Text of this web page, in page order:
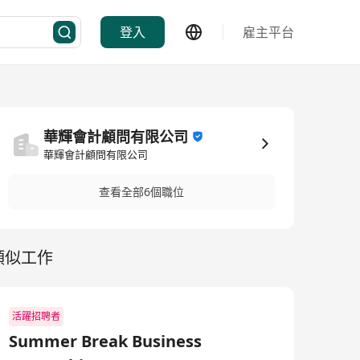
登入 雇主平台
華輝會計顧問有限公司
華輝會計顧問有限公司
查看全部6個職位
似工作
活躍招聘者
Summer Break Business